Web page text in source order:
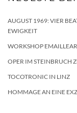
AUGUST 1969: VIER
EWIGKEIT
WORKSHOP
OPER IM STEINBRUCH
TOCOTRONIC IN LINZ
HOMMAGE AN EINE